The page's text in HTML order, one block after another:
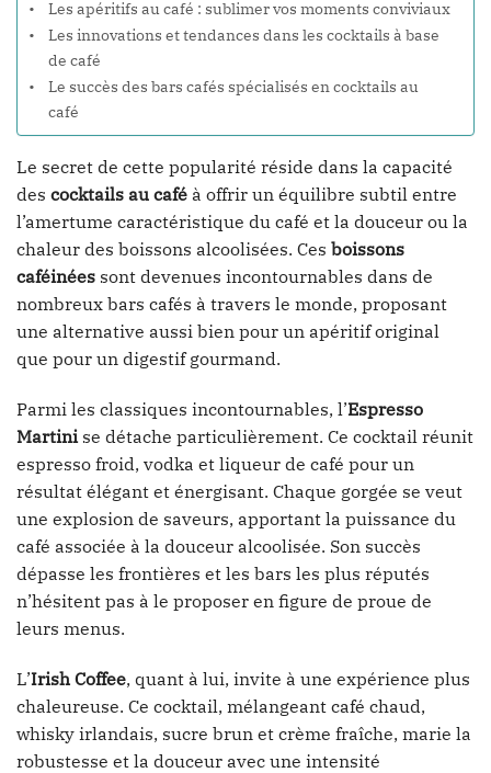
Les apéritifs au café : sublimer vos moments conviviaux
Les innovations et tendances dans les cocktails à base
de café
Le succès des bars cafés spécialisés en cocktails au
café
Le secret de cette popularité réside dans la capacité
des cocktails au café à offrir un équilibre subtil entre
l’amertume caractéristique du café et la douceur ou la
chaleur des boissons alcoolisées. Ces boissons
caféinées sont devenues incontournables dans de
nombreux bars cafés à travers le monde, proposant
une alternative aussi bien pour un apéritif original
que pour un digestif gourmand.
Parmi les classiques incontournables, l’Espresso
Martini se détache particulièrement. Ce cocktail réunit
espresso froid, vodka et liqueur de café pour un
résultat élégant et énergisant. Chaque gorgée se veut
une explosion de saveurs, apportant la puissance du
café associée à la douceur alcoolisée. Son succès
dépasse les frontières et les bars les plus réputés
n’hésitent pas à le proposer en figure de proue de
leurs menus.
L’Irish Coffee, quant à lui, invite à une expérience plus
chaleureuse. Ce cocktail, mélangeant café chaud,
whisky irlandais, sucre brun et crème fraîche, marie la
robustesse et la douceur avec une intensité